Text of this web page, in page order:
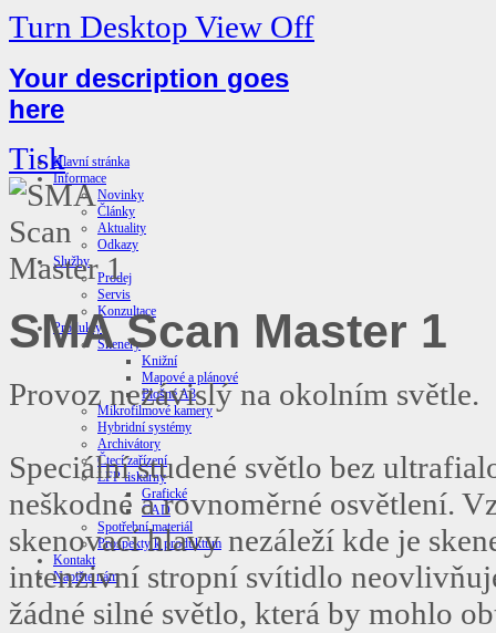
Turn Desktop View Off
Your description goes
here
Hlavní stránka
Informace
Novinky
Články
Aktuality
Odkazy
Služby
Prodej
Servis
Konzultace
Produkty
Skenery
Knižní
Mapové a plánové
Plošné A3
Mikrofilmové kamery
Hybridní systémy
Archivátory
Čtecí zařízení
LFP tiskárny
Grafické
CAD
Spotřební materiál
Prospekty k produktům
Kontakt
Napište nám
Tisk
SMA Scan Master 1
Provoz nezávislý na okolním světle.
Speciální studené světlo bez
neškodné a rovnoměrné osvětlení.
skenovací hlavy nezáleží kde je
intenzivní stropní svítidlo
žádné silné světlo, která by mohlo